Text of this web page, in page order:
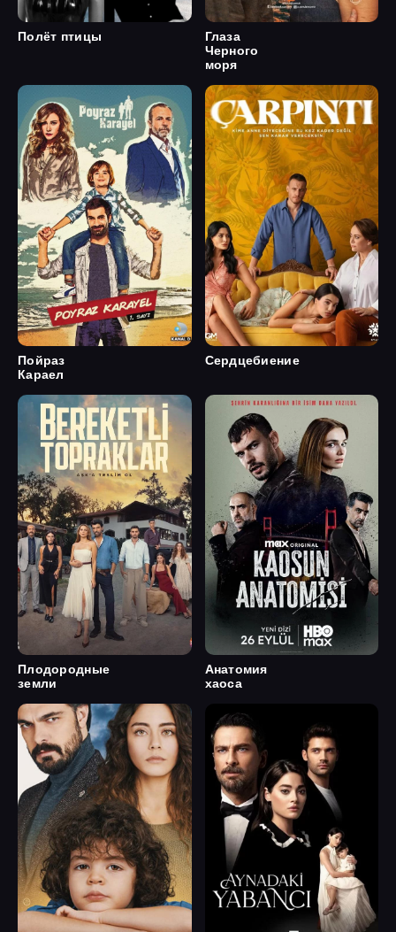
Полёт птицы
Глаза
Черного
моря
Пойраз
Караел
Сердцебиение
Плодородные
земли
Анатомия
хаоса